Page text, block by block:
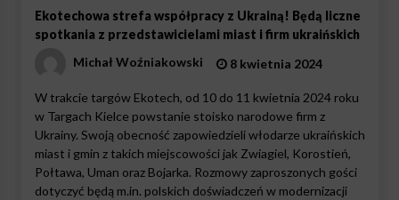
Ekotechowa strefa współpracy z Ukrainą! Będą liczne
spotkania z przedstawicielami miast i firm ukraińskich
Michał Woźniakowski
8 kwietnia 2024
W trakcie targów Ekotech, od 10 do 11 kwietnia 2024 roku
w Targach Kielce powstanie stoisko narodowe firm z
Ukrainy. Swoją obecność zapowiedzieli włodarze ukraińskich
miast i gmin z takich miejscowości jak Zwiagiel, Korostień,
Połtawa, Uman oraz Bojarka. Rozmowy zaproszonych gości
dotyczyć będą m.in. polskich doświadczeń w modernizacji